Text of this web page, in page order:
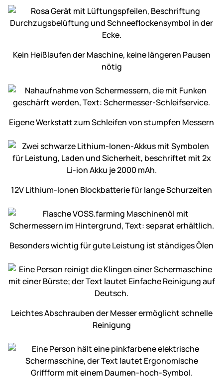
Kein Heiß­laufen der Maschine, keine längeren Pausen
nötig
Eigene Werkstatt zum Schleifen von stumpfen Messern
12V Lithium-Ionen Block­batterie für lange Schur­zeiten
Besonders wichtig für gute Leistung ist ständiges Ölen
Leichtes Abschrauben der Messer ermöglicht schnelle
Reinigung